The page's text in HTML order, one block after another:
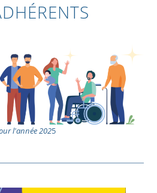
l'année 2025